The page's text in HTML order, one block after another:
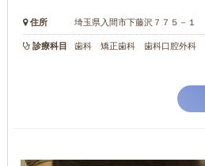
住所 埼玉県入間市下藤沢７７５－１
診療科目 歯科 矯正歯科 歯科口腔外科